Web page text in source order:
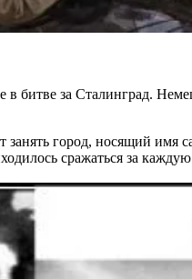
в битве за Сталинград.
занять город, носящий
сражаться за